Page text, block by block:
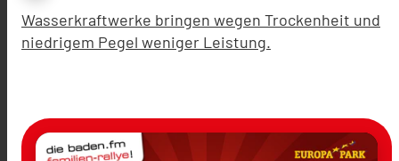
Wasserkraftwerke bringen wegen Trockenheit und
niedrigem Pegel weniger Leistung.